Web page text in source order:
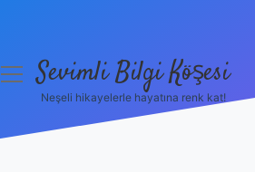
menüyüSevimli Bilgi Köşesi
Neşeli hikayelerle hayatına renk kat!